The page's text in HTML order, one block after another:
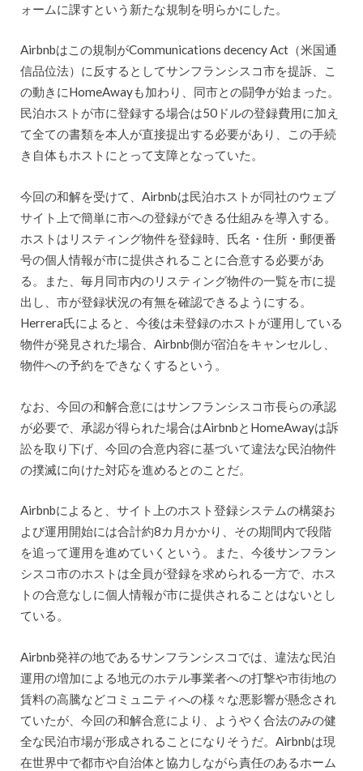
ォームに課すという新たな規制を明らかにした。
Airbnbはこの規制がCommunications decency Act（米国通
信品位法）に反するとしてサンフランシスコ市を提訴、こ
の動きにHomeAwayも加わり、同市との闘争が始まった。
民泊ホストが市に登録する場合は50ドルの登録費用に加え
て全ての書類を本人が直接提出する必要があり、この手続
き自体もホストにとって支障となっていた。
今回の和解を受けて、Airbnbは民泊ホストが同社のウェブ
サイト上で簡単に市への登録ができる仕組みを導入する。
ホストはリスティング物件を登録時、氏名・住所・郵便番
号の個人情報が市に提供されることに合意する必要があ
る。また、毎月同市内のリスティング物件の一覧を市に提
出し、市が登録状況の有無を確認できるようにする。
Herrera氏によると、今後は未登録のホストが運用している
物件が発見された場合、Airbnb側が宿泊をキャンセルし、
物件への予約をできなくするという。
なお、今回の和解合意にはサンフランシスコ市長らの承認
が必要で、承認が得られた場合はAirbnbとHomeAwayは訴
訟を取り下げ、今回の合意内容に基づいて違法な民泊物件
の撲滅に向けた対応を進めるとのことだ。
Airbnbによると、サイト上のホスト登録システムの構築お
よび運用開始には合計約8カ月かかり、その期間内で段階
を追って運用を進めていくという。また、今後サンフラン
シスコ市のホストは全員が登録を求められる一方で、ホス
トの合意なしに個人情報が市に提供されることはないとし
ている。
Airbnb発祥の地であるサンフランシスコでは、違法な民泊
運用の増加による地元のホテル事業者への打撃や市街地の
賃料の高騰などコミュニティへの様々な悪影響が懸念され
ていたが、今回の和解合意により、ようやく合法のみの健
全な民泊市場が形成されることになりそうだ。Airbnbは現
在世界中で都市や自治体と協力しながら責任のあるホーム